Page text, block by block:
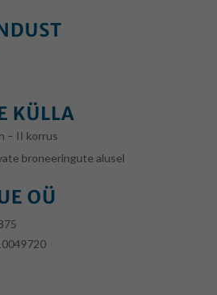
KÜLLA
– II korrus
broneeringute alusel
OÜ